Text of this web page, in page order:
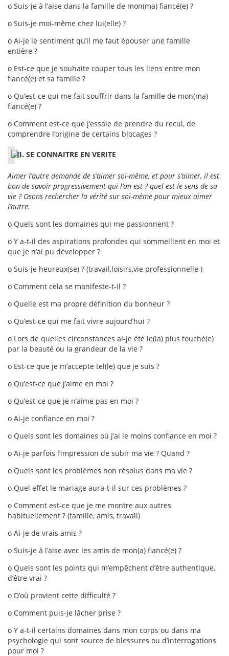
o Suis-je à l’aise dans la famille de mon(ma) fiancé(e) ?
o Suis-je moi-même chez lui(elle) ?
o Ai-je le sentiment qu’il me faut épouser une famille
entière ?
o Est-ce que je souhaite couper tous les liens entre mon
fiancé(e) et sa famille ?
o Qu’est-ce qui me fait souffrir dans la famille de mon(ma)
fiancé(e) ?
o Comment est-ce que j’essaie de prendre du recul, de
comprendre l’origine de certains blocages ?
II. SE CONNAITRE EN VERITE
Aimer l’autre demande de s’aimer soi-même, et pour s’aimer, il est
bon de savoir progressivement qui l’on est ? quel est le sens de sa
vie ? Osons rechercher la vérité sur soi-même pour mieux aimer
l’autre.
o Quels sont les domaines qui me passionnent ?
o Y a-t-il des aspirations profondes qui sommeillent en moi et
que je n’ai pu développer ?
o Suis-je heureux(se) ? (travail,loisirs,vie professionnelle )
o Comment cela se manifeste-t-il ?
o Quelle est ma propre définition du bonheur ?
o Qu’est-ce qui me fait vivre aujourd’hui ?
o Lors de quelles circonstances ai-je été le(la) plus touché(e)
par la beauté ou la grandeur de la vie ?
o Est-ce que je m’accepte tel(le) que je suis ?
o Qu’est-ce que j’aime en moi ?
o Qu’est-ce que je n’aime pas en moi ?
o Ai-je confiance en moi ?
o Quels sont les domaines où j’ai le moins confiance en moi ?
o Ai-je parfois l’impression de subir ma vie ? Quand ?
o Quels sont les problèmes non résolus dans ma vie ?
o Quel effet le mariage aura-t-il sur ces problèmes ?
o Comment est-ce que je me montre aux autres
habituellement ? (famille, amis, travail)
o Ai-je de vrais amis ?
o Suis-je à l’aise avec les amis de mon(a) fiancé(e) ?
o Quels sont les points qui m’empêchent d’être authentique,
d’être vrai ?
o D’où provient cette difficulté ?
o Comment puis-je lâcher prise ?
o Y a-t-il certains domaines dans mon corps ou dans ma
psychologie qui sont source de blessures ou d’interrogations
pour moi ?